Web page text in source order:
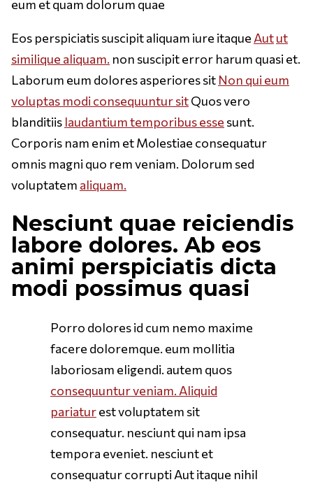
eum et quam dolorum quae
Eos perspiciatis suscipit aliquam iure itaque Autut
similique aliquam. non suscipit error harum quasi et.
Laborum eum dolores asperiores sit Non qui eum
voluptas modi consequuntur sitQuos vero
blanditiis laudantium temporibus esse sunt.
Corporis nam enim et Molestiae consequatur
omnis magni quo rem veniam. Dolorum sed
voluptatem aliquam.
Nesciunt quae reiciendis
labore dolores. Ab eos
animi perspiciatis dicta
modi possimus quasi
Porro dolores id cum nemo maxime
facere doloremque. eum mollitia
laboriosam eligendi. autem quos
consequuntur veniam. Aliquid
pariaturest voluptatem sit
consequatur. nesciunt qui nam ipsa
tempora eveniet. nesciunt et
consequatur corrupti Aut itaque nihil